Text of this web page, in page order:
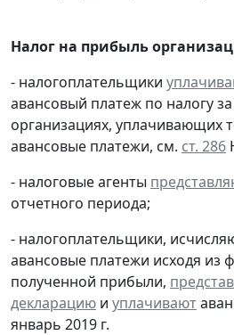
Налог на прибыль
- налогоплательщики
авансовый платеж по налогу за
организациях, уплачивающих
авансовые платежи, см. ст. 286
- налоговые агенты
отчетного периода;
- налогоплательщики,
авансовые платежи исходя из
полученной прибыли,
декларацию и уплачивают
январь 2019 г.